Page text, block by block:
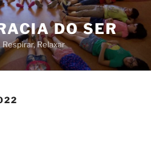
DO SER
Relaxar